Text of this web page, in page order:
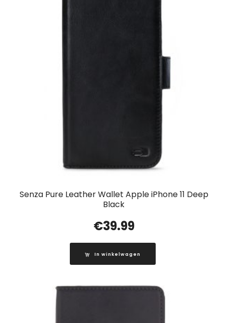
Senza Pure Leather Wallet Apple iPhone 11 Deep
Black
€39.99
In winkelwagen